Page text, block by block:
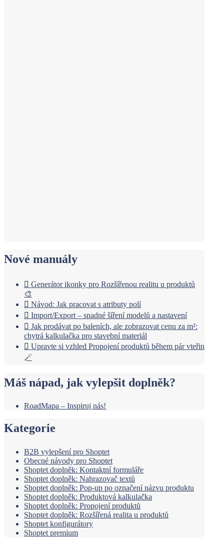
Nové manuály
Generátor ikonky pro Rozšířenou realitu u produktů
🎨
Návod: Jak pracovat s atributy polí
Import/Export – snadné šíření modelů a nastavení
Jak prodávat po baleních, ale zobrazovat cenu za m²:
chytrá kalkulačka pro stavební materiál
Upravte si vzhled Propojení produktů během pár vteřin
🪄
Máš nápad, jak vylepšit doplněk?
RoadMapa – Inspiruj nás!
Kategorie
B2B vylepšení pro Shoptet
Obecné návody pro Shoptet
Shoptet doplněk: Kontaktní formuláře
Shoptet doplněk: Nahrazovač textů
Shoptet doplněk: Pop-up po označení názvu produktu
Shoptet doplněk: Produktová kalkulačka
Shoptet doplněk: Propojení produktů
Shoptet doplněk: Rozšířená realita u produktů
Shoptet konfigurátory
Shoptet premium